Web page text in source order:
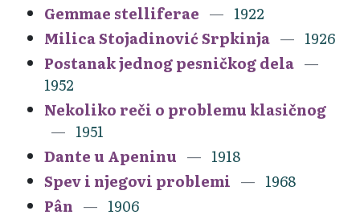
Gemmae stelliferae
1922
Milica Stojadinović Srpkinja
1926
Postanak jednog pesničkog dela
1952
Nekoliko reči o problemu klasičnog
1951
Dante u Apeninu
1918
Spev i njegovi problemi
1968
Pân
1906